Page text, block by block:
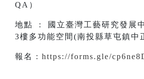
QA）
地點 : 國立臺灣工藝研究發展
3樓多功能空間(南投縣草屯鎮中
報名 : https://forms.gle/